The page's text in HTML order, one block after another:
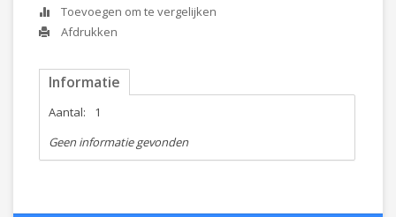
Toevoegen om te vergelijken
Afdrukken
Informatie
Aantal:
1
Geen informatie gevonden